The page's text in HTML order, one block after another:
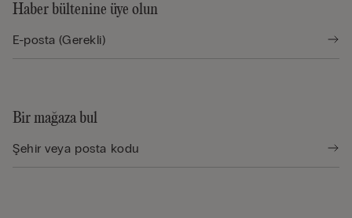
Haber bültenine üye olun
Bir mağaza bul